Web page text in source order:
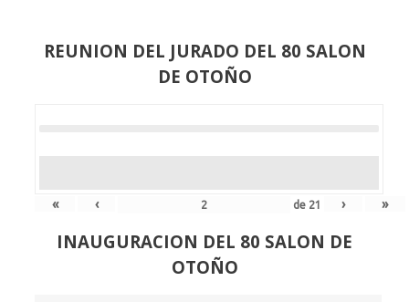
REUNION DEL JURADO DEL 80 SALON
DE OTOÑO
« ‹ de 21 › »
INAUGURACION DEL 80 SALON DE
OTOÑO